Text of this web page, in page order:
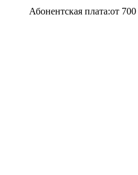
Абонентская плата:от 700